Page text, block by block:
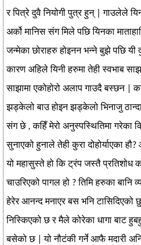
र पित्रे दुवै नियोगी पुत्र हुन् | गाउलेले
अर्को मानिस संग मिले पछि यिनका
जन्मेका छोराहरु होइनन भन्ने बुझे पछि यी
कारण अहिले यिनी हरुमा तेही स्वभाब
साझामा एकोहोरो अलाप गाउदै बस्छन |
झड्केलो बाउ होइन झड्केलो भिनाजु
संग छे , कहिँ मेरो अनुस्पस्थितिमा गरेका
सुनाएको हुनाले तेही कुरा दोहोर्याएका
यो महासुस्ते हो कि ट्रंप जस्तै प्रतिशोध
चाउरिएको पागल हो ? तिमि हरुका बानि
हेरेर आनन्द मनाएर बस भनि टासिदिएको
निस्किएको छ र मैले कोरेका धागा बाट
बसेको छ | यो नौटंकी गर्ने आफै मदारी